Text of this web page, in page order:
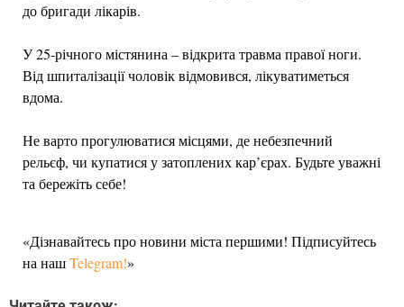
до бригади лікарів.
У 25-річного містянина – відкрита травма правої ноги.
Від шпиталізації чоловік відмовився, лікуватиметься
вдома.
Не варто прогулюватися місцями, де небезпечний
рельєф, чи купатися у затоплених кар’єрах. Будьте уважні
та бережіть себе!
«Дізнавайтесь про новини міста першими! Підписуйтесь
на нашTelegram!»